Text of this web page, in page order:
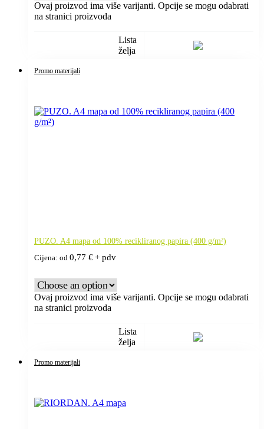
Ovaj proizvod ima više varijanti. Opcije se mogu odabrati
na stranici proizvoda
Lista
želja
Promo materijali
PUZO. A4 mapa od 100% recikliranog papira (400 g/m²)
Cijena: od 0,77 €+ pdv
Ovaj proizvod ima više varijanti. Opcije se mogu odabrati
na stranici proizvoda
Lista
želja
Promo materijali